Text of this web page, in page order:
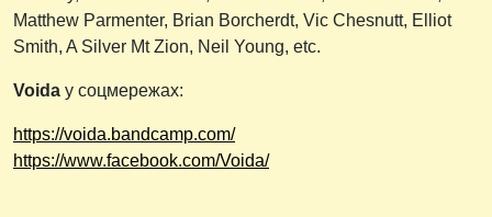
Matthew Parmenter, Brian Borcherdt, Vic Chesnutt, Elliot
Smith, A Silver Mt Zion, Neil Young, etc.
Voida у соцмережах:
https://voida.bandcamp.com/
https://www.facebook.com/Voida/